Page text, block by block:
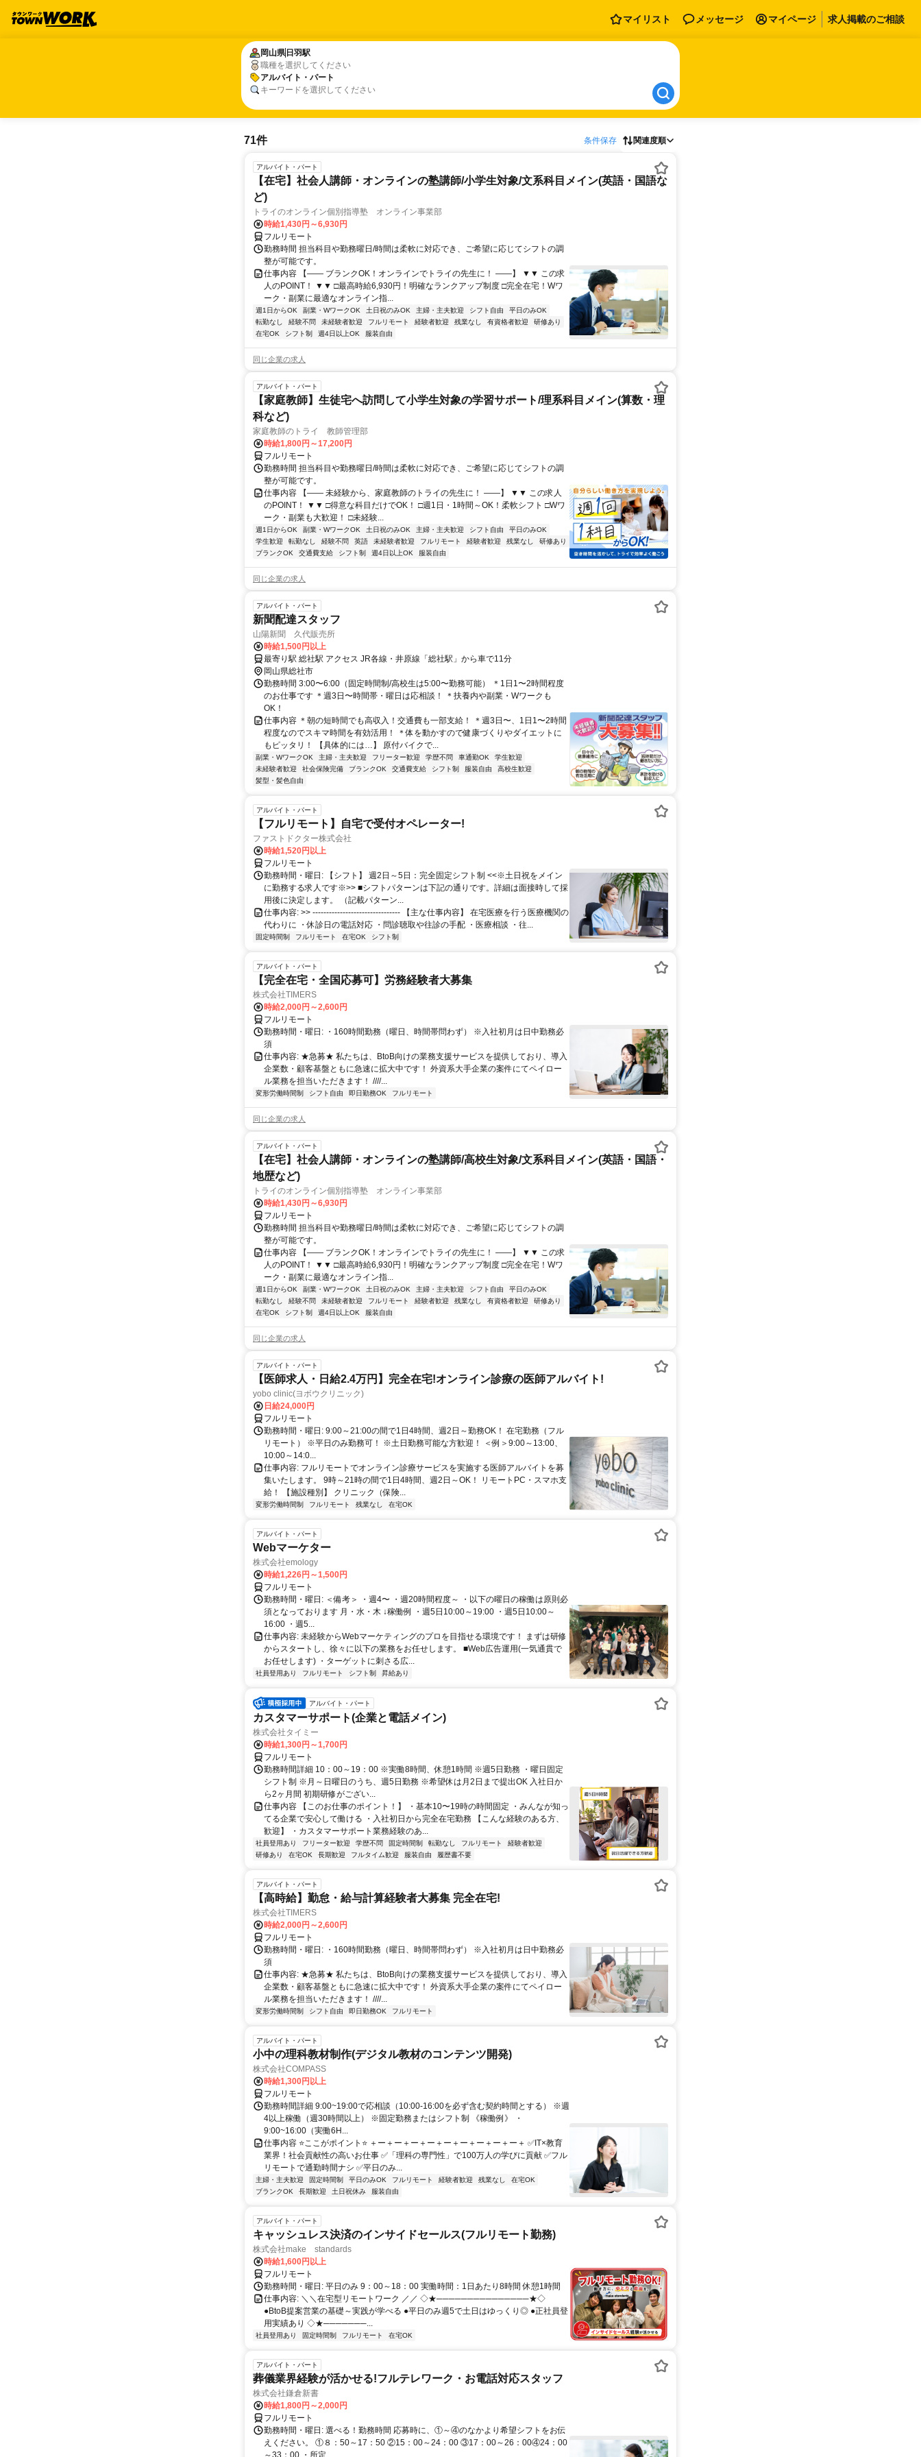
マイリスト メッセージ マイページ 求人掲載のご相談
岡山県 日羽駅
職種を選択してください
アルバイト・パート
キーワードを選択してください
岡山県 日羽駅
アルバイト・パート
71件 条件保存 関連度順
アルバイト・パート
【在宅】社会人講師・オンラインの塾講師/小学生対象/文系科目メイン(英語・国語な
ど)
トライのオンライン個別指導塾 オンライン事業部
時給1,430円～6,930円
フルリモート
勤務時間 担当科目や勤務曜日/時間は柔軟に対応でき、ご希望に応じてシフトの調
整が可能です。
仕事内容 【―― ブランクOK！オンラインでトライの先生に！ ――】 ▼▼ この求
人のPOINT！ ▼▼ □最高時給6,930円！明確なランクアップ制度 □完全在宅！Wワ
ーク・副業に最適なオンライン指...
週1日からOK 副業・WワークOK 土日祝のみOK 主婦・主夫歓迎 シフト自由
平日のみOK
転勤なし
経験不問 未経験者歓迎 フルリモート 経験者歓迎 残業なし 有資格者歓迎
研修あり
在宅OK
シフト制 週4日以上OK 服装自由
同じ企業の求人
アルバイト・パート
【家庭教師】生徒宅へ訪問して小学生対象の学習サポート/理系科目メイン(算数・理
科など)
家庭教師のトライ 教師管理部
時給1,800円～17,200円
フルリモート
勤務時間 担当科目や勤務曜日/時間は柔軟に対応でき、ご希望に応じてシフトの調
整が可能です。
仕事内容 【―― 未経験から、家庭教師のトライの先生に！ ――】 ▼▼ この求人
のPOINT！ ▼▼ □得意な科目だけでOK！ □週1日・1時間～OK！柔軟シフト □Wワ
ーク・副業も大歓迎！ □未経験...
週1日からOK 副業・WワークOK 土日祝のみOK 主婦・主夫歓迎 シフト自由
平日のみOK
学生歓迎
転勤なし 経験不問 英語 未経験者歓迎 フルリモート 経験者歓迎 残業なし
研修あり
ブランクOK
交通費支給 シフト制 週4日以上OK 服装自由
同じ企業の求人
アルバイト・パート
新聞配達スタッフ
山陽新聞 久代販売所
時給1,500円以上
最寄り駅 総社駅 アクセス JR各線・井原線「総社駅」から車で11分
岡山県総社市
勤務時間 3:00〜6:00（固定時間制/高校生は5:00〜勤務可能） ＊1日1〜2時間程度
のお仕事です ＊週3日〜時間帯・曜日は応相談！ ＊扶養内や副業・Wワークも
OK！
仕事内容 ＊朝の短時間でも高収入！交通費も一部支給！ ＊週3日〜、1日1〜2時間
程度なのでスキマ時間を有効活用！ ＊体を動かすので健康づくりやダイエットに
もピッタリ！ 【具体的には…】 原付バイクで...
副業・WワークOK 主婦・主夫歓迎 フリーター歓迎 学歴不問 車通勤OK
学生歓迎
未経験者歓迎
社会保険完備 ブランクOK 交通費支給 シフト制 服装自由
高校生歓迎
髪型・髪色自由
アルバイト・パート
【フルリモート】自宅で受付オペレーター!
ファストドクター株式会社
時給1,520円以上
フルリモート
勤務時間・曜日: 【シフト】 週2日～5日：完全固定シフト制 <<※土日祝をメイン
に勤務する求人です※>> ■シフトパターンは下記の通りです。詳細は面接時して採
用後に決定します。 （記載パターン...
仕事内容: >> -------------------------------- 【主な仕事内容】 在宅医療を行う医療機関の
代わりに ・休診日の電話対応 ・問診聴取や往診の手配 ・医療相談 ・往...
固定時間制 フルリモート 在宅OK シフト制
アルバイト・パート
【完全在宅・全国応募可】労務経験者大募集
株式会社TIMERS
時給2,000円～2,600円
フルリモート
勤務時間・曜日: ・160時間勤務（曜日、時間帯問わず） ※入社初月は日中勤務必
須
仕事内容: ★急募★ 私たちは、BtoB向けの業務支援サービスを提供しており、導入
企業数・顧客基盤ともに急速に拡大中です！ 外資系大手企業の案件にてペイロー
ル業務を担当いただきます！ ////...
変形労働時間制 シフト自由 即日勤務OK フルリモート
同じ企業の求人
アルバイト・パート
【在宅】社会人講師・オンラインの塾講師/高校生対象/文系科目メイン(英語・国語・
地歴など)
トライのオンライン個別指導塾 オンライン事業部
時給1,430円～6,930円
フルリモート
勤務時間 担当科目や勤務曜日/時間は柔軟に対応でき、ご希望に応じてシフトの調
整が可能です。
仕事内容 【―― ブランクOK！オンラインでトライの先生に！ ――】 ▼▼ この求
人のPOINT！ ▼▼ □最高時給6,930円！明確なランクアップ制度 □完全在宅！Wワ
ーク・副業に最適なオンライン指...
週1日からOK 副業・WワークOK 土日祝のみOK 主婦・主夫歓迎 シフト自由
平日のみOK
転勤なし
経験不問 未経験者歓迎 フルリモート 経験者歓迎 残業なし 有資格者歓迎
研修あり
在宅OK
シフト制 週4日以上OK 服装自由
同じ企業の求人
アルバイト・パート
【医師求人・日給2.4万円】完全在宅!オンライン診療の医師アルバイト!
yobo clinic(ヨボウクリニック)
日給24,000円
フルリモート
勤務時間・曜日: 9:00～21:00の間で1日4時間、週2日～勤務OK！ 在宅勤務（フル
リモート） ※平日のみ勤務可！ ※土日勤務可能な方歓迎！ ＜例＞9:00～13:00、
10:00～14:0...
仕事内容: フルリモートでオンライン診療サービスを実施する医師アルバイトを募
集いたします。 9時～21時の間で1日4時間、週2日～OK！ リモートPC・スマホ支
給！ 【施設種別】 クリニック（保険...
変形労働時間制 フルリモート 残業なし 在宅OK
アルバイト・パート
Webマーケター
株式会社emology
時給1,226円～1,500円
フルリモート
勤務時間・曜日: ＜備考＞ ・週4〜 ・週20時間程度～ ・以下の曜日の稼働は原則必
須となっております 月・水・木 ↓稼働例 ・週5日10:00～19:00 ・週5日10:00～
16:00 ・週5...
仕事内容: 未経験からWebマーケティングのプロを目指せる環境です！ まずは研修
からスタートし、徐々に以下の業務をお任せします。 ■Web広告運用(一気通貫で
お任せします) ・ターゲットに刺さる広...
社員登用あり フルリモート シフト制 昇給あり
アルバイト・パート
カスタマーサポート(企業と電話メイン)
株式会社タイミー
時給1,300円～1,700円
フルリモート
勤務時間詳細 10：00～19：00 ※実働8時間、休憩1時間 ※週5日勤務 ・曜日固定
シフト制 ※月～日曜日のうち、週5日勤務 ※希望休は月2日まで提出OK 入社日か
ら2ヶ月間 初期研修がござい...
仕事内容 【このお仕事のポイント！】 ・基本10〜19時の時間固定 ・みんなが知っ
てる企業で安心して働ける ・入社初日から完全在宅勤務 【こんな経験のある方、
歓迎】 ・カスタマーサポート業務経験のあ...
社員登用あり フリーター歓迎 学歴不問 固定時間制 転勤なし フルリモート
経験者歓迎
研修あり
在宅OK 長期歓迎 フルタイム歓迎 服装自由 履歴書不要
アルバイト・パート
【高時給】勤怠・給与計算経験者大募集 完全在宅!
株式会社TIMERS
時給2,000円～2,600円
フルリモート
勤務時間・曜日: ・160時間勤務（曜日、時間帯問わず） ※入社初月は日中勤務必
須
仕事内容: ★急募★ 私たちは、BtoB向けの業務支援サービスを提供しており、導入
企業数・顧客基盤ともに急速に拡大中です！ 外資系大手企業の案件にてペイロー
ル業務を担当いただきます！ ////...
変形労働時間制 シフト自由 即日勤務OK フルリモート
アルバイト・パート
小中の理科教材制作(デジタル教材のコンテンツ開発)
株式会社COMPASS
時給1,300円以上
フルリモート
勤務時間詳細 9:00~19:00で応相談（10:00-16:00を必ず含む契約時間とする） ※週
4以上稼働（週30時間以上） ※固定勤務またはシフト制 《稼働例》 ・
9:00~16:00（実働6H...
仕事内容 ⭐ここがポイント⭐ ＋ー＋ー＋ー＋ー＋ー＋ー＋ー＋ー＋ー＋ ✅IT×教育
業界！社会貢献性の高いお仕事 ✅「理科の専門性」で100万人の学びに貢献 ✅フル
リモートで通勤時間ナシ ✅平日のみ...
主婦・主夫歓迎 固定時間制 平日のみOK フルリモート 経験者歓迎 残業なし
在宅OK
ブランクOK
長期歓迎 土日祝休み 服装自由
アルバイト・パート
キャッシュレス決済のインサイドセールス(フルリモート勤務)
株式会社make standards
時給1,600円以上
フルリモート
勤務時間・曜日: 平日のみ 9：00～18：00 実働時間：1日あたり8時間 休憩1時間
仕事内容: ＼＼在宅型リモートワーク ／／ ◇★───────────────★◇
●BtoB提案営業の基礎～実践が学べる ●平日のみ週5で土日はゆっくり◎ ●正社員登
用実績あり ◇★───────...
社員登用あり 固定時間制 フルリモート 在宅OK
アルバイト・パート
葬儀業界経験が活かせる!フルテレワーク・お電話対応スタッフ
株式会社鎌倉新書
時給1,800円～2,000円
フルリモート
勤務時間・曜日: 選べる！勤務時間 応募時に、①～④のなかより希望シフトをお伝
えください。 ①８：50～17：50 ②15：00～24：00 ③17：00～26：00④24：00
～33：00 ・所定...